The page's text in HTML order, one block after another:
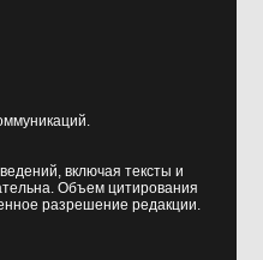
включая тексты и
Объем цитирования
разрешение редакции.